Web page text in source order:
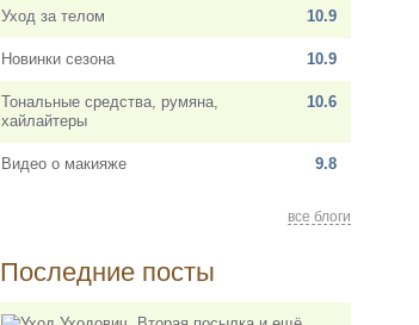
10.9
Уход за телом
10.9
Новинки сезона
10.6
Тональные средства, румяна,
хайлайтеры
9.8
Видео о макияже
все блоги
Последние посты